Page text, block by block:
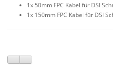
1x 50mm FPC Kabel für DSI
1x 150mm FPC Kabel für DSI